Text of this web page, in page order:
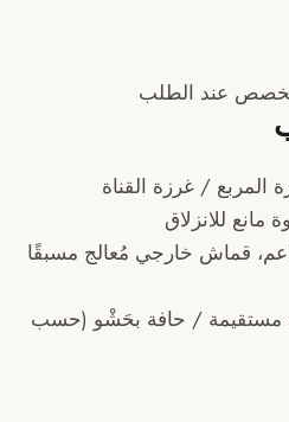
الطلب
القناة
مُعالج مسبقًا
/ حافة بحَشْو (حسب